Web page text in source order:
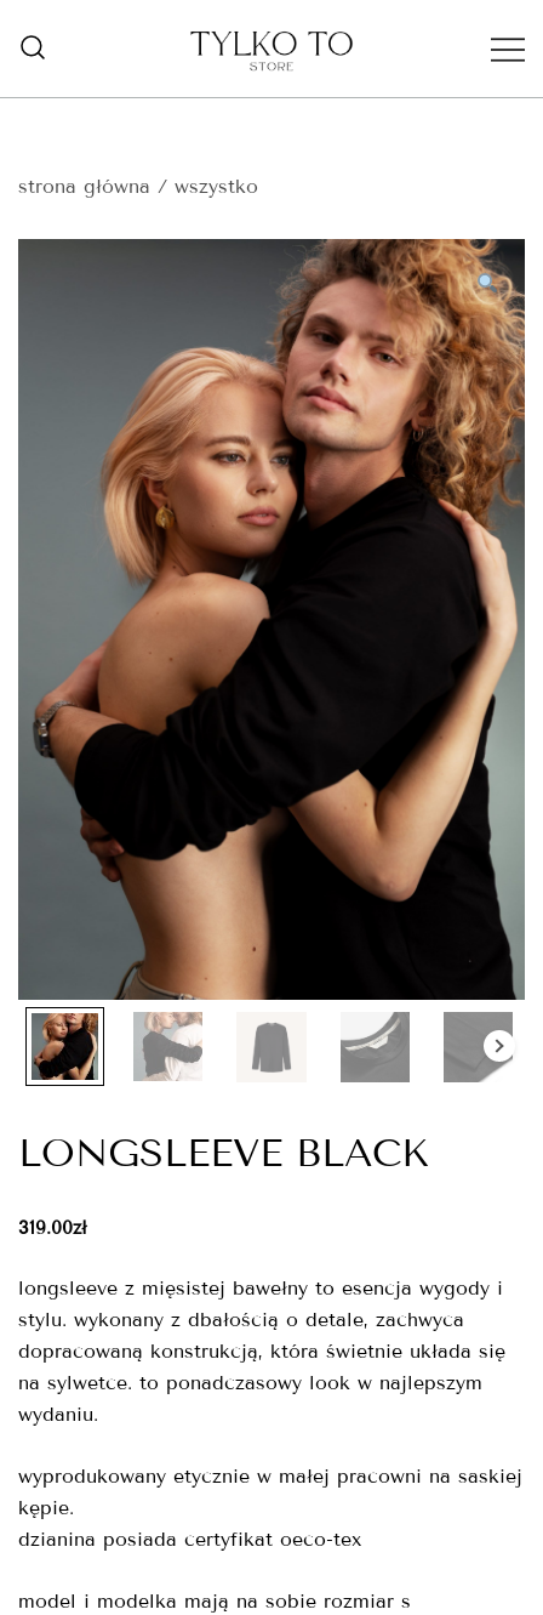
do
TYLKO TO STORE
strona główna / wszystko
LONGSLEEVE BLACK
319.00zł
longsleeve z mięsistej bawełny to esencja wygody i
stylu. wykonany z dbałością o detale, zachwyca
dopracowaną konstrukcją, która świetnie układa się
na sylwetce. to ponadczasowy look w najlepszym
wydaniu.
wyprodukowany etycznie w małej pracowni na saskiej
kępie.
dzianina posiada certyfikat oeco-tex
model i modelka mają na sobie rozmiar s